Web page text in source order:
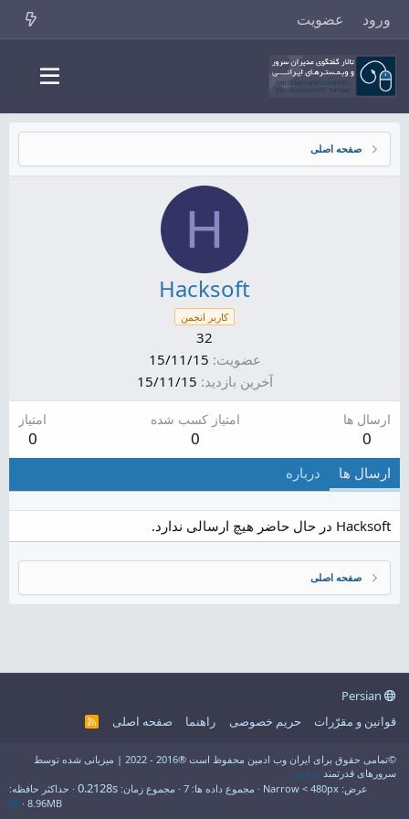
ورود عضویت
صفحه اصلی
H
Hacksoft
کاربر انجمن
32
عضویت 15/11/15
آخرین بازدید 15/11/15
ارسال ها
0
امتیاز کسب شده
0
امتیاز
0
ارسال ها درباره
Hacksoft در حال حاضر هیچ ارسالی ندارد.
صفحه اصلی
قوانین و مقرّرات
حریم خصوصی راهنما صفحه اصلی
R
©تمامی حقوق برای ایران وب ادمین محفوظ است ®2016 - 2022 | میزبانی شده توسط
سرورهای قدرتمند فراسو
عرض
مجموع داده ها 7 مجموع زمان 0.2128s
حداکثر حافظه
8.96MB